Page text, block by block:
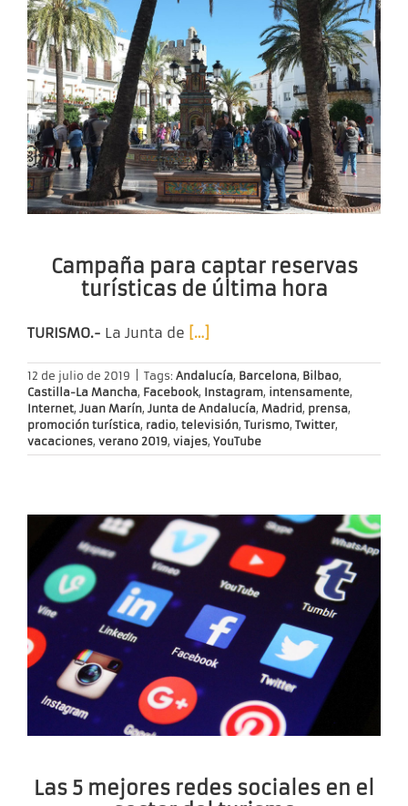
Campaña para captar reservas
turísticas de última hora
TURISMO.- La Junta de […]
12 de julio de 2019 Tags: Andalucía, Barcelona, Bilbao,
Castilla-La Mancha, Facebook, Instagram, intensamente,
Internet, Juan Marín, Junta de Andalucía, Madrid, prensa,
promoción turística, radio, televisión, Turismo, Twitter,
vacaciones, verano 2019, viajes, YouTube
Las 5 mejores redes sociales en el